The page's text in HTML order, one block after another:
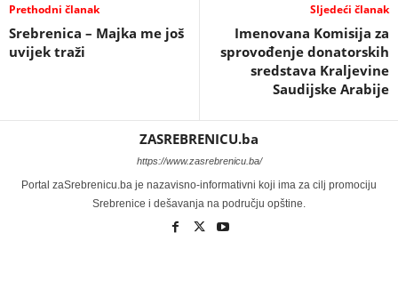
Prethodni članak
Srebrenica – Majka me još
uvijek traži
Sljedeći članak
Imenovana Komisija za
sprovođenje donatorskih
sredstava Kraljevine
Saudijske Arabije
ZASREBRENICU.ba
https://www.zasrebrenicu.ba/
Portal zaSrebrenicu.ba je nazavisno-informativni koji ima za cilj promociju
Srebrenice i dešavanja na području opštine.